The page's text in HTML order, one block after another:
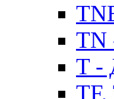
TN
T -
TF,